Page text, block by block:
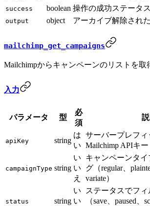
success boolean 操作の成功ステータス
output object アーカイブ解除され
mailchimp_get_campaigns
Mailchimpからキャンペーンのリストを取
入力
パラメータ 型
必
須
apiKey string
は
い
サーバープレフ
Mailchimp APIキー
campaignType string
い
い
え
キャンペーンタ
グ（regular、
variate）
status string
い
い
ステータスでフ
（save、paused、